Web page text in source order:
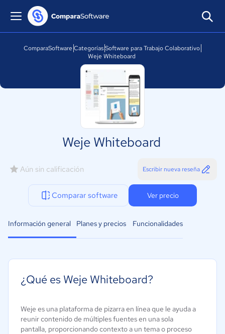
ComparaSoftware CategoríasSoftware para Trabajo Colaborativo
Weje Whiteboard
Weje Whiteboard
Aún sin calificación Escribir nueva reseña
Comparar software Ver precio
Información general Planes y precios Funcionalidades
¿Qué es Weje Whiteboard?
Weje es una plataforma de pizarra en línea que le ayuda a
reunir contenido de múltiples fuentes en una sola
pantalla, proporcionando contexto a un tema o proceso